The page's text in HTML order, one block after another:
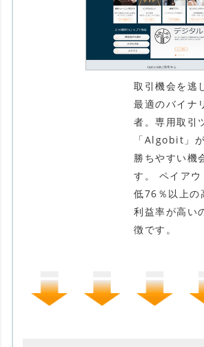
取引機会を逃
最適のバイナ
者。専用取引
「Algobit」
勝ちやすい機
す。 ペイア
低76％以上の
利益率が高い
徴です。